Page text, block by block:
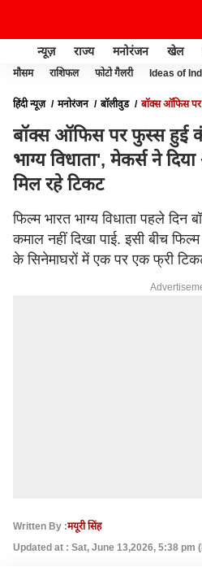
न्यूज़ राज्य मनोरंजन खेल
मौसम राशिफल फोटो गैलरी Ideas of
हिंदी न्यूज़ मनोरंजन बॉलीवुड
बॉक्स ऑफिस पर
बॉक्स ऑफिस पर फुस्स हुई
भाग्य विधाता', मेकर्स ने
मिल रहे टिकट
फिल्म भारत भाग्य विधाता पहले
कमाल नहीं दिखा पाई. इसी बीच
के सिनेमाघरों में एक पर एक फ्री
Written By :मयूरी सिंह
Updated at : Sat, June 13,2026, 5:38 pm